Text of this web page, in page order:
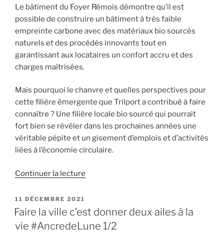
Le bâtiment du Foyer Rémois démontre qu’il est
possible de construire un bâtiment à très faible
empreinte carbone avec des matériaux bio sourcés
naturels et des procédés innovants tout en
garantissant aux locataires un confort accru et des
charges maîtrisées.
Mais pourquoi le chanvre et quelles perspectives pour
cette filière émergente que Trilport a contribué à faire
connaître ? Une filière locale bio sourcé qui pourrait
fort bien se révéler dans les prochaines années une
véritable pépite et un gisement d’emplois et d’activités
liées à l’économie circulaire.
Continuer la lecture
la
à
PUBLIÉ
LE
11 DÉCEMBRE 2021
Faire la ville c’est donner deux ailes à la
vie #AncredeLune 1/2